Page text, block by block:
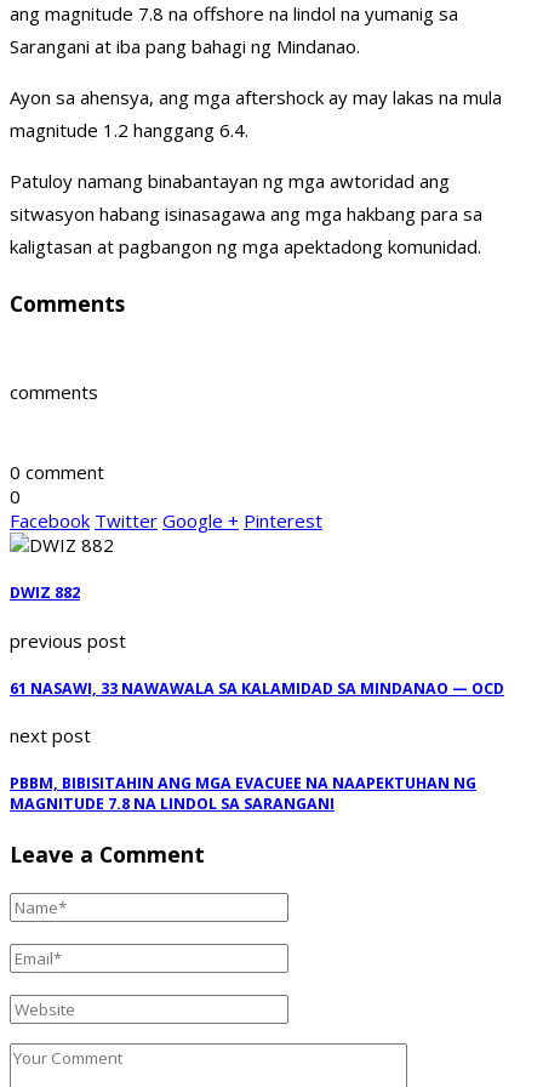
ang magnitude 7.8 na offshore na lindol na yumanig sa
Sarangani at iba pang bahagi ng Mindanao.
Ayon sa ahensya, ang mga aftershock ay may lakas na mula
magnitude 1.2 hanggang 6.4.
Patuloy namang binabantayan ng mga awtoridad ang
sitwasyon habang isinasagawa ang mga hakbang para sa
kaligtasan at pagbangon ng mga apektadong komunidad.
Comments
comments
0 comment
0
Facebook Twitter Google + Pinterest
DWIZ 882
previous post
61 NASAWI, 33 NAWAWALA SA KALAMIDAD SA MINDANAO — OCD
next post
PBBM, BIBISITAHIN ANG MGA EVACUEE NA NAAPEKTUHAN NG
MAGNITUDE 7.8 NA LINDOL SA SARANGANI
Leave a Comment